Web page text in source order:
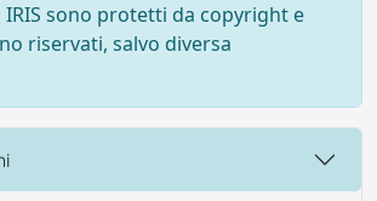
sono protetti da copyright e
riservati, salvo diversa